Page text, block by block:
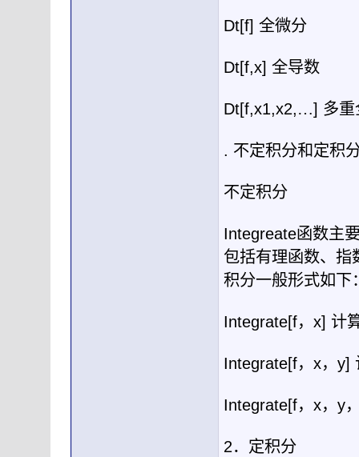
Dt[f] 全微分
Dt[f,x] 全导数
Dt[f,x1,x2,…] 多重
. 不定积分和定积
不定积分
Integreate函数主
包括有理函数、指
积分一般形式如下
Integrate[f， x] 计
Integrate[f， x， y]
Integrate[f， x， y
2．定积分